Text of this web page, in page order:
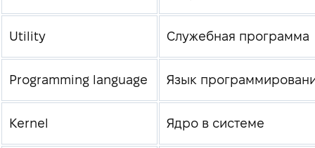
Utility Служебная программа
Programming language Язык
Kernel Ядро в системе